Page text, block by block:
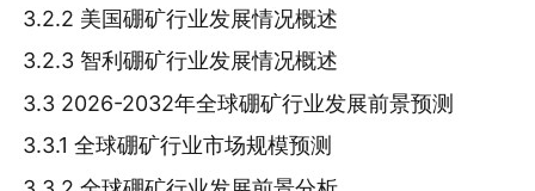
3.2.2 美国硼矿行业发展情况概述
3.2.3 智利硼矿行业发展情况概述
3.3 2026-2032年全球硼矿行业发展前景预测
3.3.1 全球硼矿行业市场规模预测